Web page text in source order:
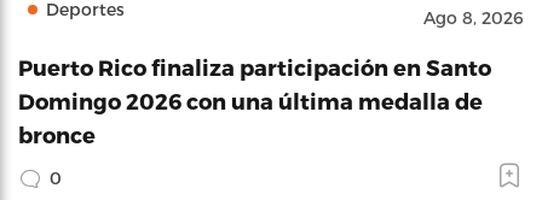
Deportes Ago 8, 2026
Puerto Rico finaliza participación en Santo
Domingo 2026 con una última medalla de
bronce
0